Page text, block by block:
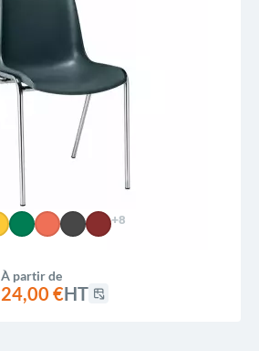
+8
À partir de
24,00 €HT